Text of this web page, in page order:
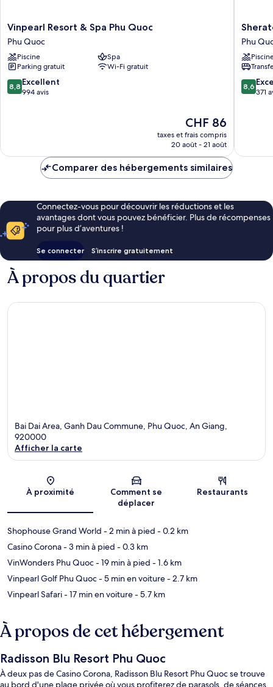
Vinpearl
Resort
&
Spa
Phu
Quoc
Phu
Vinpearl Resort & Spa Phu Quoc
Phu Quoc
Piscine
Spa
Parking gratuit
Wi-Fi gratuit
8.8
sur
8,8 Excellent
994 avis
Le
nouveau
prix
de
CHF 86
taxes et frais compris
20 août - 21 août
Phu
Quoc
Long
Beach
Resort
Phu
Phu
8.6
sur
8,6
371
Comparer des hébergements similaires
Connectez-vous pour découvrir les réductions et les
avantages dont vous pouvez bénéficier. Plus de récompenses
pour plus d’aventures !
Se connecter S’inscrire gratuitement
À propos du quartier
Bai Dai Area, Ganh Dau Commune, Phu Quoc, An Giang,
920000
Afficher la carte
À proximité
Comment se
déplacer
Restaurants
Shophouse Grand World - 2 min à pied - 0.2 km
Casino Corona- 3 min à pied - 0.3 km
VinWonders Phu Quoc- 19 min à pied - 1.6 km
Vinpearl Golf Phu Quoc- 5 min en voiture- 2.7 km
Vinpearl Safari- 17 min en voiture- 5.7 km
À propos de cet hébergement
Radisson Blu Resort Phu Quoc
À deux pas de Casino Corona, Radisson Blu Resort Phu Quoc se trouve
au bord d'une plage privée où vous profiterez de parasols, de séances